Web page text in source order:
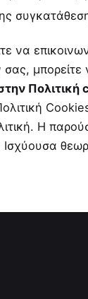
να
σας,
Πολιτική
Η